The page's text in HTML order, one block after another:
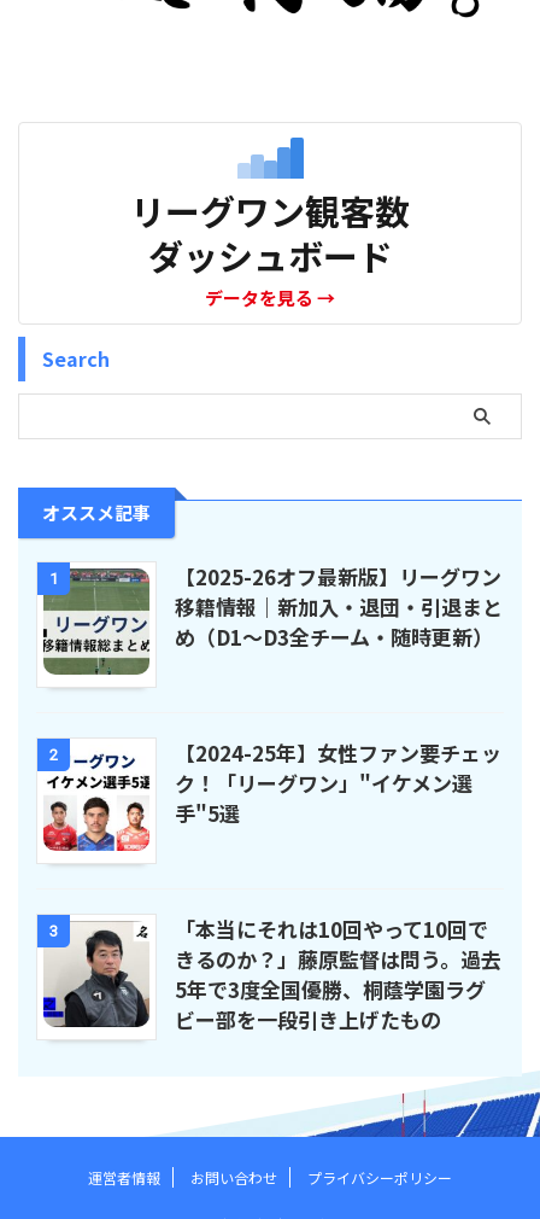
リーグワン観客数
ダッシュボード
データを見る →
Search
オススメ記事
1
【2025-26オフ最新版】リーグワン
移籍情報｜新加入・退団・引退まと
め（D1〜D3全チーム・随時更新）
2
【2024-25年】女性ファン要チェッ
ク！「リーグワン」"イケメン選
手"5選
3
「本当にそれは10回やって10回で
きるのか？」藤原監督は問う。過去
5年で3度全国優勝、桐蔭学園ラグ
ビー部を一段引き上げたもの
運営者情報 お問い合わせ プライバシーポリシー